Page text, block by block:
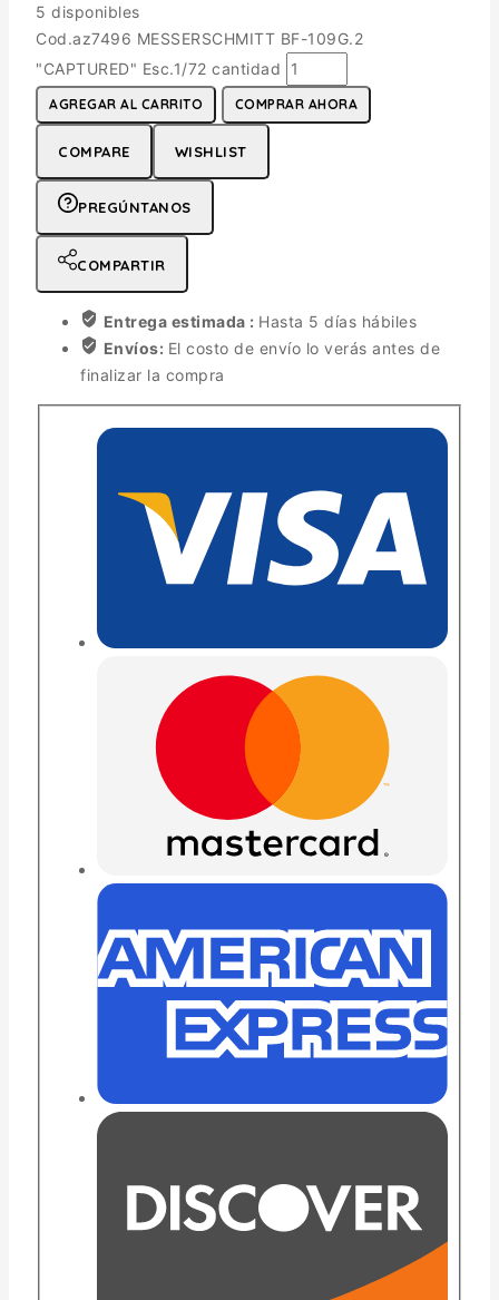
5 disponibles
Cod.az7496 MESSERSCHMITT BF-109G.2
"CAPTURED" Esc.1/72 cantidad
AGREGAR AL CARRITO COMPRAR AHORA
COMPARE WISHLIST
PREGÚNTANOS
COMPARTIR
Entrega estimada : Hasta 5 días hábiles
Envíos: El costo de envío lo verás antes de
finalizar la compra